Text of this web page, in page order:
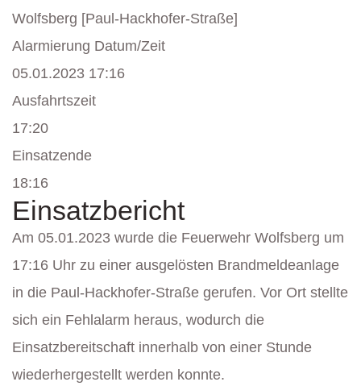
Wolfsberg [Paul-Hackhofer-Straße]
Alarmierung Datum/Zeit
05.01.2023 17:16
Ausfahrtszeit
17:20
Einsatzende
18:16
Einsatzbericht
Am 05.01.2023 wurde die Feuerwehr Wolfsberg um
17:16 Uhr zu einer ausgelösten Brandmeldeanlage
in die Paul-Hackhofer-Straße gerufen. Vor Ort stellte
sich ein Fehlalarm heraus, wodurch die
Einsatzbereitschaft innerhalb von einer Stunde
wiederhergestellt werden konnte.